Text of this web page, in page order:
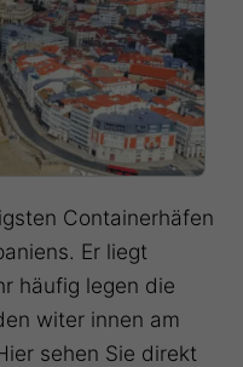
Containerhäfen
Er liegt
häufig legen die
witer innen am
sehen Sie direkt